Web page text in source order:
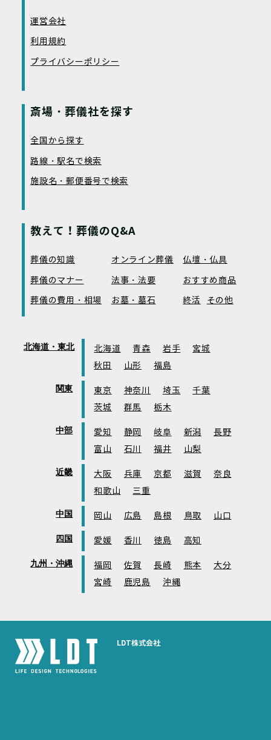
運営会社
利用規約
プライバシーポリシー
斎場・葬儀社を探す
全国から探す
路線・駅名で検索
施設名・郵便番号で検索
教えて！葬儀のQ&A
葬儀の知識 オンライン葬儀
仏壇・仏具
葬儀のマナー
法事・法要
おすすめ商品
葬儀の費用・相場
お墓・墓石 終活 その他
北海道・東北 北海道 青森 岩手
宮城
秋田
山形 福島
関東 東京 神奈川 埼玉
千葉
茨城
群馬 栃木
中部 愛知 静岡 岐阜 新潟
長野
富山
石川 福井 山梨
近畿 大阪 兵庫 京都 滋賀
奈良
和歌山
三重
中国 岡山 広島 島根 鳥取 山口
四国 愛媛 香川 徳島 高知
九州・沖縄 福岡 佐賀 長崎 熊本
大分
宮崎
鹿児島 沖縄
LDT株式会社